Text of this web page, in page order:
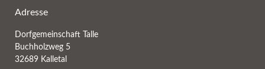
Adresse
Dorfgemeinschaft Talle
Buchholzweg 5
32689 Kalletal